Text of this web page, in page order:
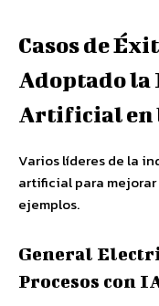
Casos de
Adoptado
Artificial en
Varios líderes de la
artificial para
ejemplos.
General
Procesos con